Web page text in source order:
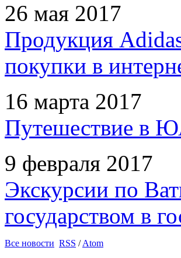
26 мая 2017
Продукция
покупки в
16 марта 2017
Путешествие в
9 февраля 2017
Экскурсии по
государством в
Все новости RSS /Atom